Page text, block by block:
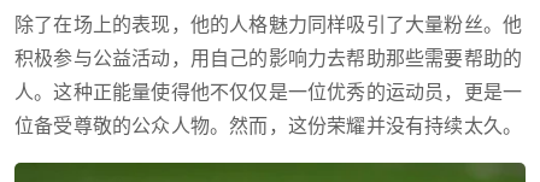
除了在场上的表现，他的人格魅力同样吸引了大量粉丝。他
积极参与公益活动，用自己的影响力去帮助那些需要帮助的
人。这种正能量使得他不仅仅是一位优秀的运动员，更是一
位备受尊敬的公众人物。然而，这份荣耀并没有持续太久。